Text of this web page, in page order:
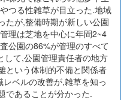
つる性雑草が目立った.地域
たが,整備時期が新しい公園
理は芝地を中心に年間2~4
公園の86%が管理のすべて
して,公園管理責任者の地方
という体制的不備と関係者
ベルの改善が,雑草を知っ
であることが分かった.